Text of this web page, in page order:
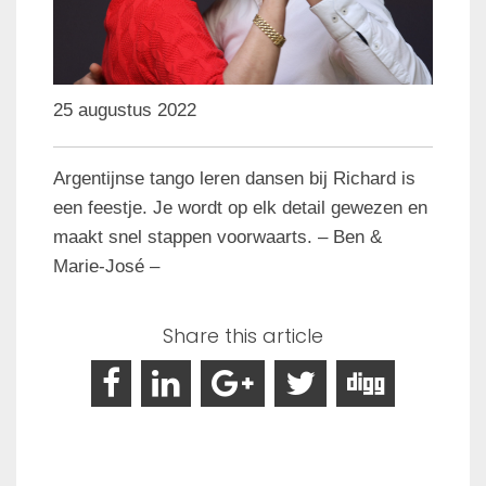
25 augustus 2022
Argentijnse tango leren dansen bij Richard is
een feestje. Je wordt op elk detail gewezen en
maakt snel stappen voorwaarts. – Ben &
Marie-José –
Share this article